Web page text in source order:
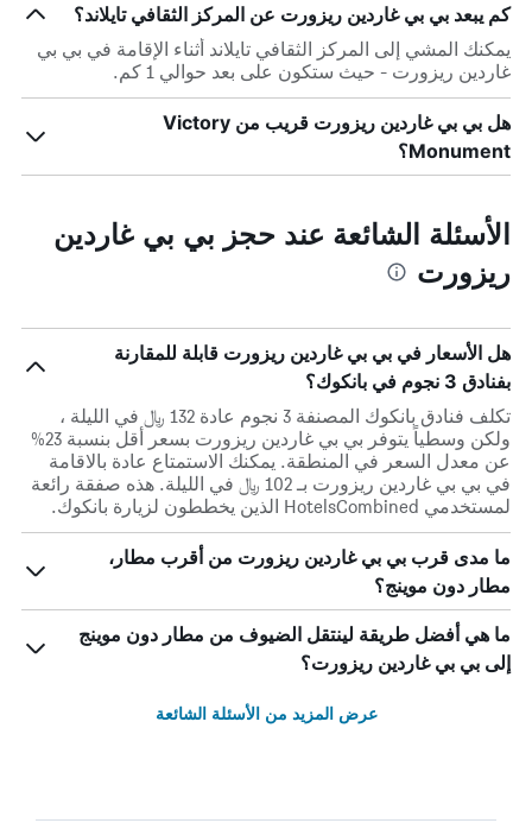
كم يبعد بي بي غاردين ريزورت عن المركز الثقافي تايلاند؟
يمكنك المشي إلى المركز الثقافي تايلاند أثناء الإقامة في بي بي
غاردين ريزورت - حيث ستكون على بعد حوالي 1 كم.
هل بي بي غاردين ريزورت قريب من Victory
Monument؟
الأسئلة الشائعة عند حجز بي بي غاردين
ريزورت
هل الأسعار في بي بي غاردين ريزورت قابلة للمقارنة
بفنادق 3 نجوم في بانكوك؟
تكلف فنادق بانكوك المصنفة 3 نجوم عادة 132 ﷼ في الليلة ،
ولكن وسطياً يتوفر بي بي غاردين ريزورت بسعر أقل بنسبة 23%
عن معدل السعر في المنطقة. يمكنك الاستمتاع عادة بالاقامة
في بي بي غاردين ريزورت بـ 102 ﷼ في الليلة. هذه صفقة رائعة
لمستخدمي HotelsCombined الذين يخططون لزيارة بانكوك.
ما مدى قرب بي بي غاردين ريزورت من أقرب مطار،
مطار دون موينج؟
ما هي أفضل طريقة لينتقل الضيوف من مطار دون موينج
إلى بي بي غاردين ريزورت؟
عرض المزيد من الأسئلة الشائعة